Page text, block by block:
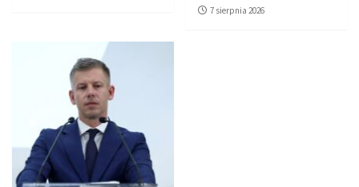
7 sierpnia 2026